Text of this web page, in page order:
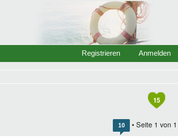
Anmelden
Registrieren
15
10 • Seite 1 von 1